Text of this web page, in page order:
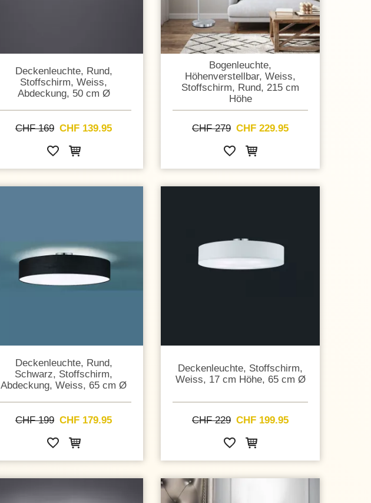
Deckenleuchte, Rund,
Stoffschirm, Weiss,
Abdeckung, 50 cm Ø
CHF 169 CHF 139.95
Bogenleuchte,
Höhenverstellbar, Weiss,
Stoffschirm, Rund, 215 cm
Höhe
CHF 279 CHF 229.95
Deckenleuchte, Rund,
Schwarz, Stoffschirm,
Abdeckung, Weiss, 65 cm Ø
CHF 199 CHF 179.95
Deckenleuchte, Stoffschirm,
Weiss, 17 cm Höhe, 65 cm Ø
CHF 229 CHF 199.95